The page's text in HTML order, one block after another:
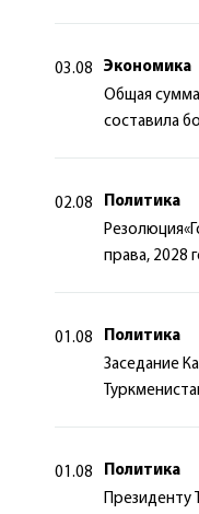
03.08
Экономика
Общая сумма
составила
02.08
Политика
права, 2028
01.08
Политика
Заседание
01.08
Политика
Президенту